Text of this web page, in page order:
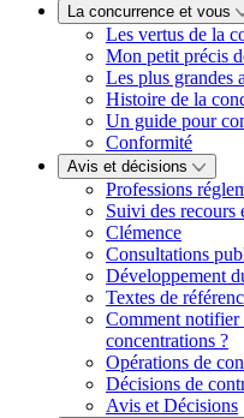
La concurrence et vous
Les vertus de la
Mon petit précis
Les plus grandes
Histoire de la
Un guide pour
Conformité
Avis et décisions
Professions
Suivi des recours
Clémence
Consultations
Développement
Textes de
Comment notifier
concentrations ?
Opérations de
Décisions de
Avis et Décisions